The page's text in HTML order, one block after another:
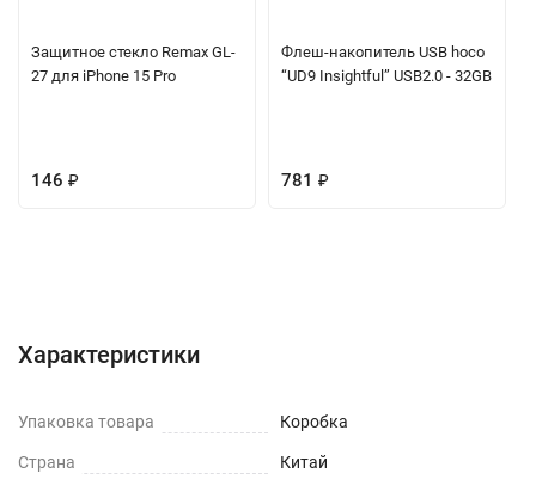
Защитное стекло Remax GL-
27 для iPhone 15 Pro
146 ₽
Флеш-накопитель USB hoco
“UD9 Insightful” USB2.0 - 32GB
781 ₽
Характеристики
Упаковка товара Коробка
Страна Китай